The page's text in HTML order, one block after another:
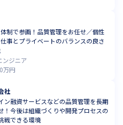
制で参画！品質管理をお任せ／個性
事とプライベートのバランスの良さ
ンジニア
万円
社
ン融資サービスなどの品質管理を長期
！今後は組織づくりや開発プロセスの
戦できる環境